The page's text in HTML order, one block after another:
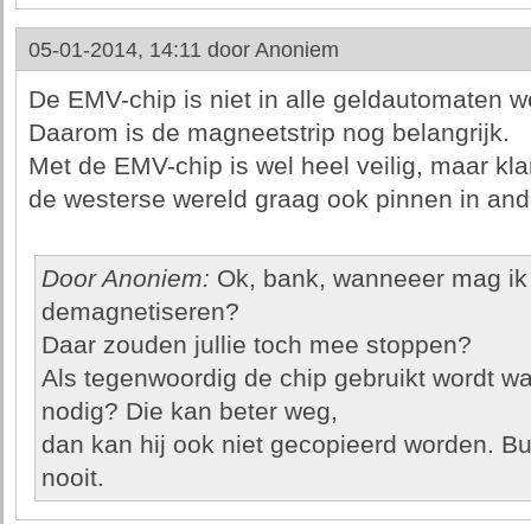
05-01-2014, 14:11 door Anoniem
De EMV-chip is niet in alle geldautomaten
Daarom is de magneetstrip nog belangrijk.
Met de EMV-chip is wel heel veilig, maar
de westerse wereld graag ook pinnen in
Door Anoniem: Ok, bank, wanneeer mag
demagnetiseren?
Daar zouden jullie toch mee stoppen?
Als tegenwoordig de chip gebruikt wordt
nodig? Die kan beter weg,
dan kan hij ook niet gecopieerd worden.
nooit.